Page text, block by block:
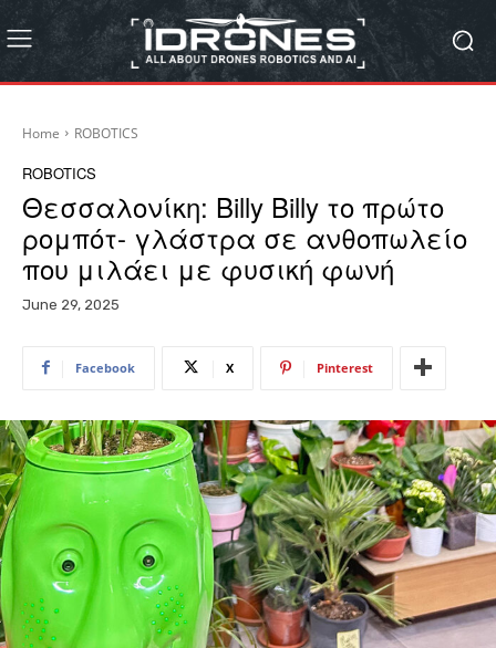
Home ROBOTICS
ROBOTICS
Θεσσαλονίκη: Billy Billy το πρώτο
ρομπότ- γλάστρα σε ανθοπωλείο
που μιλάει με φυσική φωνή
June 29, 2025
Facebook X Pinterest